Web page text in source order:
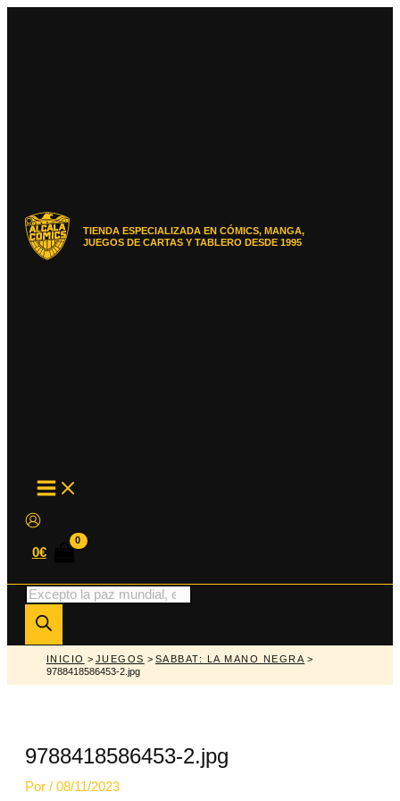
TIENDA ESPECIALIZADA EN CÓMICS, MANGA,
JUEGOS DE CARTAS Y TABLERO DESDE 1995
MAIN
MENU
0€
Búsqueda
de
productos
INICIO > JUEGOS > SABBAT: LA MANO NEGRA >
9788418586453-2.jpg
9788418586453-2.jpg
Por / 08/11/2023